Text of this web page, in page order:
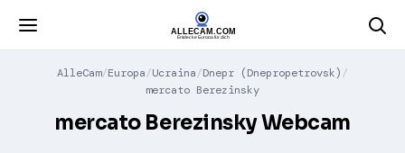
AlleCam Europa Ucraina Dnepr (Dnepropetrovsk)
mercato Berezinsky
mercato Berezinsky Webcam